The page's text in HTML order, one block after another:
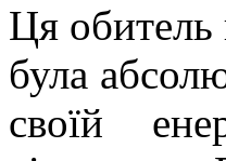
Ця обитель
була
своїй